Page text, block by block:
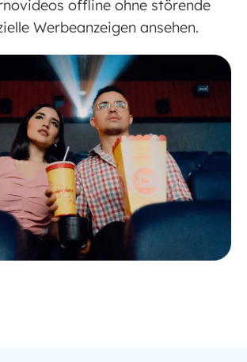
offline ohne störende
Werbeanzeigen ansehen.